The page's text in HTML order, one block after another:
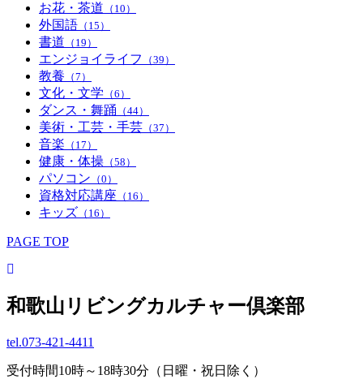
お花・茶道 （10）
外国語 （15）
書道 （19）
エンジョイライフ （39）
教養 （7）
文化・文学 （6）
ダンス・舞踊 （44）
美術・工芸・手芸 （37）
音楽 （17）
健康・体操 （58）
パソコン （0）
資格対応講座 （16）
キッズ （16）
PAGE TOP
和歌山リビングカルチャー倶楽部
tel.073-421-4411
受付時間10時～18時30分（日曜・祝日除く）